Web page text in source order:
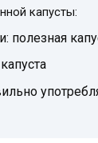
капусты:
полезная